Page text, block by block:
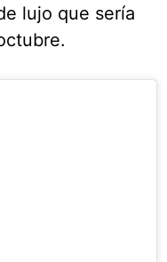
lujo que sería